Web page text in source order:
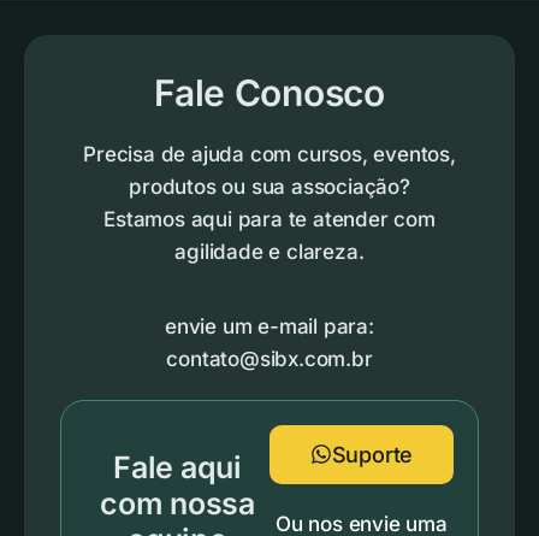
Fale Conosco
Precisa de ajuda com cursos, eventos,
produtos ou sua associação?
Estamos aqui para te atender com
agilidade e clareza.
envie um e-mail para:
contato@sibx.com.br
Fale aqui
com nossa
Suporte
Ou nos envie uma